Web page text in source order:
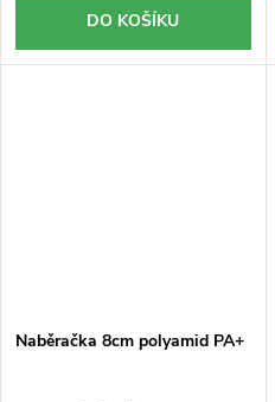
DO KOŠÍKU
Naběračka 8cm polyamid PA+